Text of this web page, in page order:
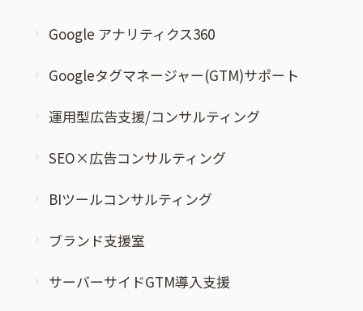
Google アナリティクス360
Googleタグマネージャー(GTM)サポート
運用型広告支援/コンサルティング
SEO×広告コンサルティング
BIツールコンサルティング
ブランド支援室
サーバーサイドGTM導入支援